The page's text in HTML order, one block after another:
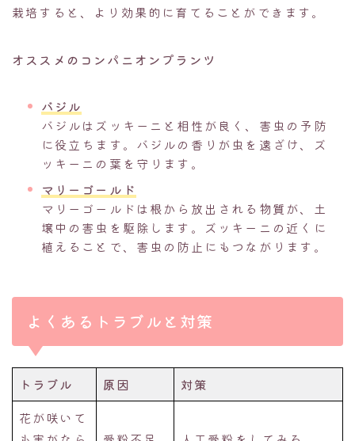
栽培すると、より効果的に育てることができます。
オススメのコンパニオンプランツ
バジル
バジルはズッキーニと相性が良く、害虫の予防
に役立ちます。バジルの香りが虫を遠ざけ、ズ
ッキーニの葉を守ります。
マリーゴールド
マリーゴールドは根から放出される物質が、土
壌中の害虫を駆除します。ズッキーニの近くに
植えることで、害虫の防止にもつながります。
よくあるトラブルと対策
トラブル 原因
対策
花が咲いて